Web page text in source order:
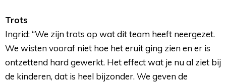
Trots
Ingrid: “We zijn trots op wat dit team heeft neergezet.
We wisten vooraf niet hoe het eruit ging zien en er is
ontzettend hard gewerkt. Het effect wat je nu al ziet bij
de kinderen, dat is heel bijzonder. We geven de